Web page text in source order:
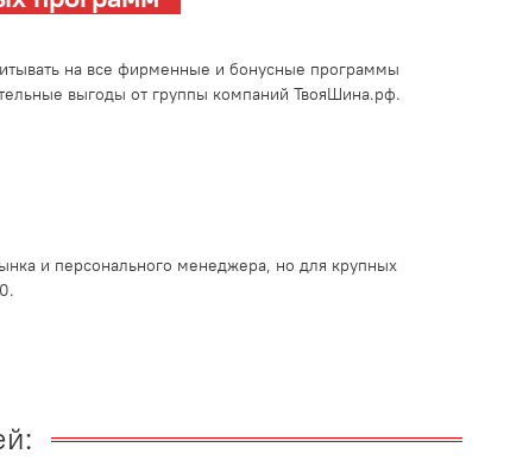
на все фирменные и бонусные программы
выгоды от группы компаний ТвояШина.рф.
и персонального менеджера, но для крупных